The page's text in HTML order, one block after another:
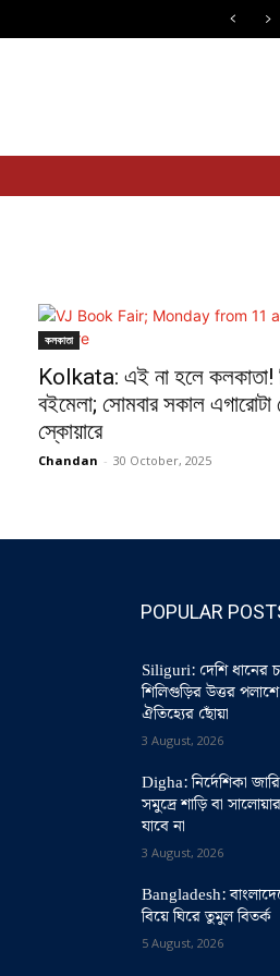
কলকাতা
Kolkata: এই না হলে কলকাতা!
বইমেলা; সোমবার সকাল
স্কোয়ারে
Chandan - 30 October, 2025
POPULAR
Siliguri: দেশি ধানের
শিলিগুড়ির উত্তর
ঐতিহ্যের ছোঁয়া
3 August, 2026
Digha: নির্দেশিকা
সমুদ্রে শাড়ি বা
যাবে না
3 August, 2026
Bangladesh:
বিয়ে ঘিরে তুমুল বিতর্ক
5 August, 2026